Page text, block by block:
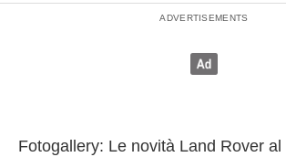
Fotogallery: Le novità Land Rover al